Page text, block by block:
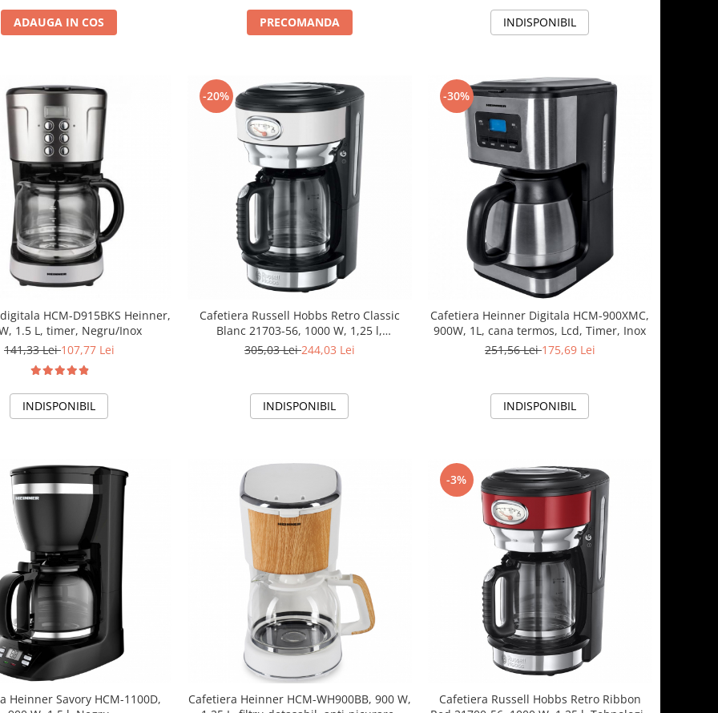
ADAUGA IN COS PRECOMANDA INDISPONIBIL
HCM-D915BKS Heinner,
1.5 L, timer, Negru/Inox
141,33 Lei107,77 Lei
INDISPONIBIL
-20%
Cafetiera Russell Hobbs Retro Classic
Blanc 21703-56, 1000 W, 1,25 l,
Tehnologie avansata cu dus, Functie
305,03 Lei244,03 Lei
INDISPONIBIL
-30%
Cafetiera Heinner Digitala HCM-900XMC,
900W, 1L, cana termos, Lcd, Timer, Inox
251,56 Lei175,69 Lei
INDISPONIBIL
Heinner Savory HCM-1100D,
Cafetiera Heinner HCM-WH900BB, 900 W,
-3%
Cafetiera Russell Hobbs Retro Ribbon